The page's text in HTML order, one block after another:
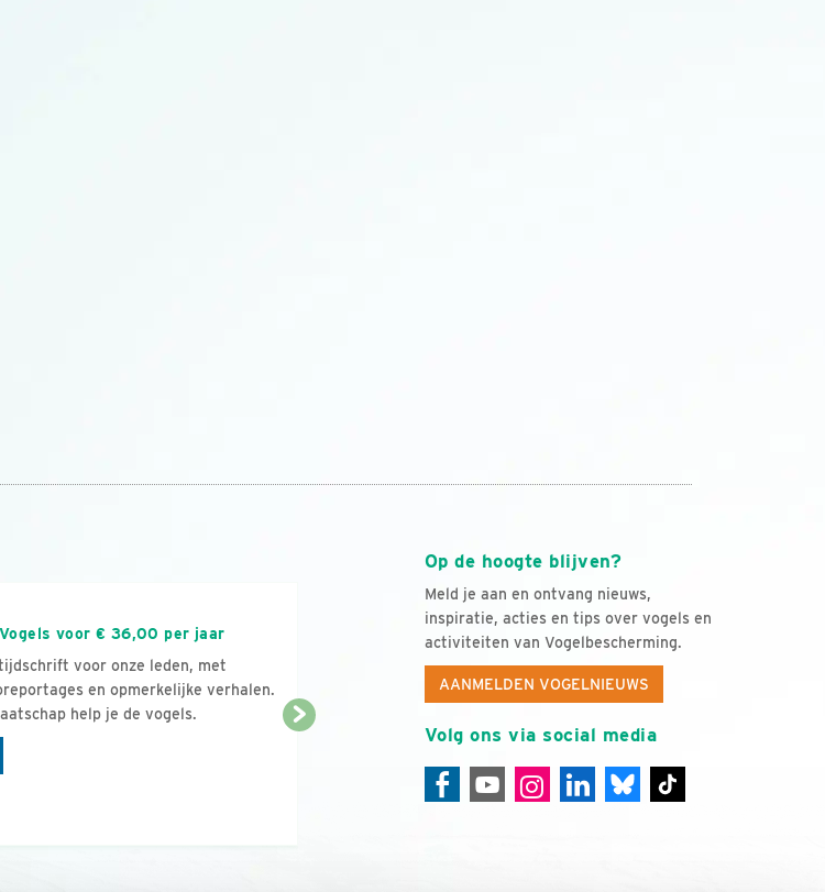
Op de hoogte blijven?
Meld je aan en ontvang nieuws,
inspiratie, acties en tips over vogels en
activiteiten van Vogelbescherming.
AANMELDEN VOGELNIEUWS
Volg ons via social media
voor € 36,00 per jaar
voor onze leden, met
en opmerkelijke verhalen.
help je de vogels.